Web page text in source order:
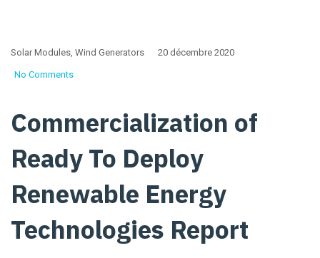
Solar Modules, Wind Generators 20 décembre 2020
No Comments
Commercialization of
Ready To Deploy
Renewable Energy
Technologies Report